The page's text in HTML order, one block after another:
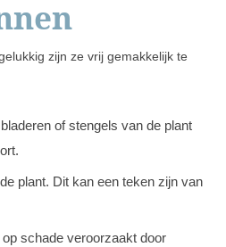
zijn ze vrij gemakkelijk te
of stengels van de plant
plant. Dit kan een teken zijn van
schade veroorzaakt door